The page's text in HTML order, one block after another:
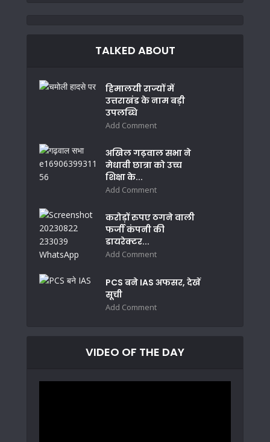
TALKED ABOUT
हिमालयी राज्यों में
उत्तराखंड के नाम बड़ी
उपलब्धि
Add Comment
अखिल गढ़वाल सभा ने
मेधावी छात्रा को उच्च
शिक्षा के...
Add Comment
करोड़ों रुपए ठगने वाली
फर्जी कंपनी की
डायरेक्टर...
Add Comment
PCS बने IAS अफसर, देखें
सूची
Add Comment
VIDEO OF THE DAY